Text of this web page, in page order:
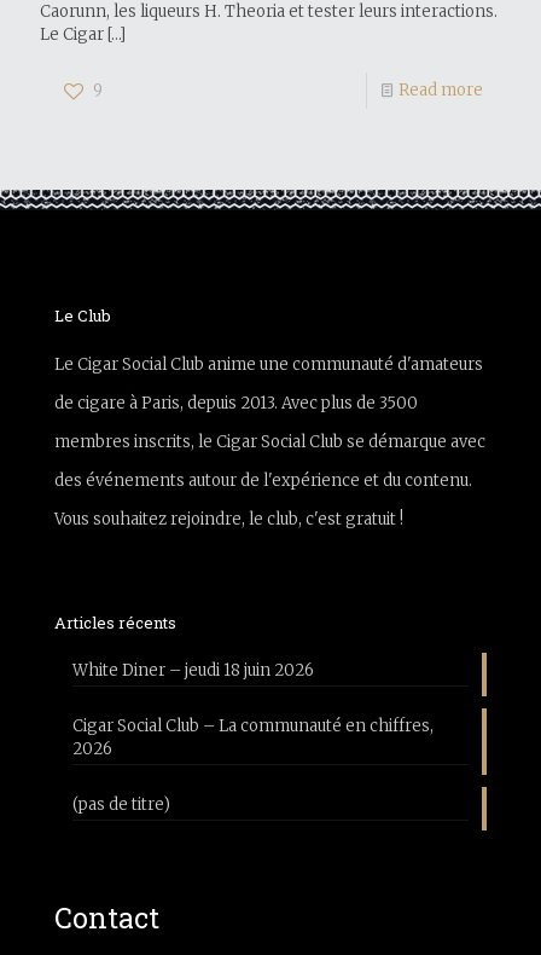
Caorunn, les liqueurs H. Theoria et tester leurs interactions.
Le Cigar […]
9 Read more
Le Club
Le Cigar Social Club anime une communauté d'amateurs
de cigare à Paris, depuis 2013. Avec plus de 3500
membres inscrits, le Cigar Social Club se démarque avec
des événements autour de l'expérience et du contenu.
Vous souhaitez rejoindre, le club, c'est gratuit !
Articles récents
White Diner – jeudi 18 juin 2026
Cigar Social Club – La communauté en chiffres,
2026
(pas de titre)
Contact